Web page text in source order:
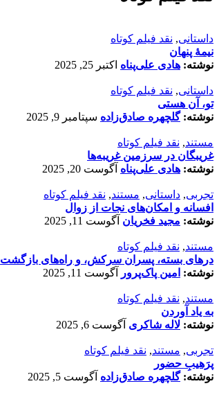
داستانی, نقد فیلم کوتاه
نیمۀ پنهان
نوشته: هادی علی‌پناه اکتبر 25, 2025
داستانی, نقد فیلم کوتاه
تو، آن هستی
نوشته:گلچهره صادق‌زاده سپتامبر 9, 2025
مستند, نقد فیلم کوتاه
غریبگان در سرزمین غریبه‌ها
نوشته: هادی علی‌پناه آگوست 20, 2025
تجربی, داستانی, مستند, نقد فیلم کوتاه
افسانه‌ و امکان‌های نجات از زوال
نوشته: مجید فخریان آگوست 11, 2025
مستند, نقد فیلم کوتاه
درهای بسته، پسران سرکش، و راه‌های بازگشت
نوشته: امین پاک‌پرور آگوست 11, 2025
مستند, نقد فیلم کوتاه
به یاد آوردن
نوشته: لاله شاکری آگوست 6, 2025
تجربی, مستند, نقد فیلم کوتاه
پرَهیب‌ِ حضور
نوشته:گلچهره صادق‌زاده آگوست 5, 2025